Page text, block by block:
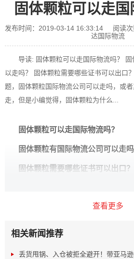
固体颗粒可以走国
发布时间：2019-03-14 16:33:14 阅读次
达国际物流
导读: 固体颗粒可以走国际物流吗？
以走吗？ 固体颗粒需要哪些证书可以出口
题，固体颗粒国际物流公司可以走吗，或
走，但是小编觉得，固体颗粒为什么...
固体颗粒可以走国际物流吗？
固体颗粒有国际物流公司可以走吗
固体颗粒需要哪些证书可以出口？
吗，或者其他的特殊渠道可不可以走
颗粒为什么不能走都是有原因的，那
查看更多
相关新闻推荐